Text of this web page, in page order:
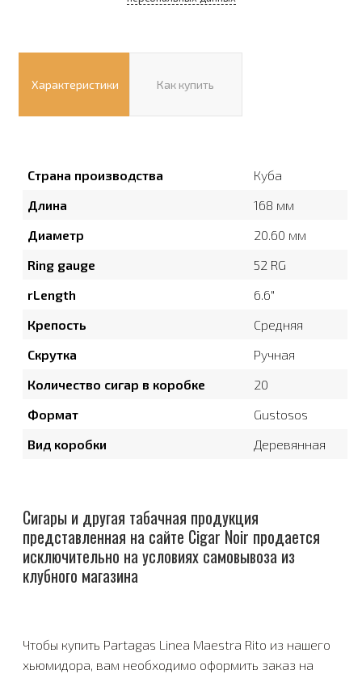
Характеристики Как купить
Страна производства
Куба
Длина
168 мм
Диаметр
20.60 мм
Ring gauge
52 RG
rLength
6.6″
Крепость
Средняя
Скрутка
Ручная
Количество сигар в коробке
20
Формат
Gustosos
Вид коробки
Деревянная
Сигары и другая табачная продукция
представленная на сайте Cigar Noir продается
исключительно на условиях самовывоза из
клубного магазина
Чтобы купить Partagas Linea Maestra Rito из нашего
хьюмидора, вам необходимо оформить заказ на